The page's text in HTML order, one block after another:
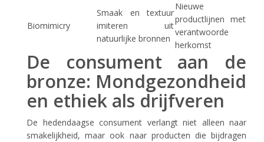
Biomimicry
Smaak en textuur
imiteren uit
natuurlijke bronnen
Nieuwe
productlijnen met
verantwoorde
herkomst
De consument aan de
bronze: Mondgezondheid
en ethiek als drijfveren
De hedendaagse consument verlangt niet alleen naar
smakelijkheid, maar ook naar producten die bijdragen